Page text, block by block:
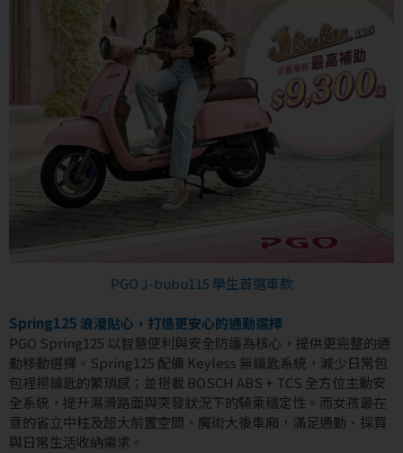
PGO J-bubu115 學生首選車款
Spring125 浪漫貼心，打造更安心的通勤選擇
PGO Spring125 以智慧便利與安全防護為核心，提供更完整的通
勤移動選擇。Spring125 配備 Keyless 無鑰匙系統，減少日常包
包裡撈鑰匙的繁瑣感；並搭載 BOSCH ABS + TCS 全方位主動安
全系統，提升濕滑路面與突發狀況下的騎乘穩定性。而女孩最在
意的省立中柱及超大前置空間、魔術大後車廂，滿足通勤、採買
與日常生活收納需求。